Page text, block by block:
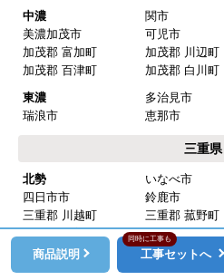
マークレさん
2025年10月10日 21:04
欲しい商品をスムーズに注文で
ショップからの連絡や対応は適
予定の期日までに商品が届きま
はい
商品の梱包は必要十分なもので
商品説明
同時に工事も
工事セットへ
中濃
関市
美濃加茂市
可児市
加茂郡 富加町
加茂郡 川辺町
加茂郡 百津町
加茂郡 白川町
東濃
多治見市
瑞浪市
恵那市
三重県
北勢 いなべ市
四日市市
鈴鹿市
三重郡 川越町
三重郡 菰野町
桑名郡 木曽岬町
員弁郡 東員町
中勢
津市